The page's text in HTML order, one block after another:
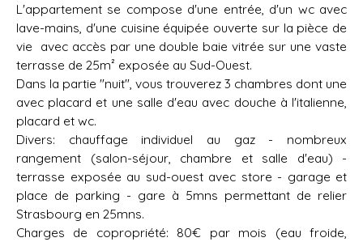
L'appartement se compose d'une entrée, d'un wc avec
lave-mains, d'une cuisine équipée ouverte sur la pièce de
vie avec accès par une double baie vitrée sur une vaste
terrasse de 25m² exposée au Sud-Ouest.
Dans la partie "nuit", vous trouverez 3 chambres dont une
avec placard et une salle d'eau avec douche à l'italienne,
placard et wc.
Divers: chauffage individuel au gaz - nombreux
rangement (salon-séjour, chambre et salle d'eau) -
terrasse exposée au sud-ouest avec store - garage et
place de parking - gare à 5mns permettant de relier
Strasbourg en 25mns.
Charges de copropriété: 80€ par mois (eau froide,